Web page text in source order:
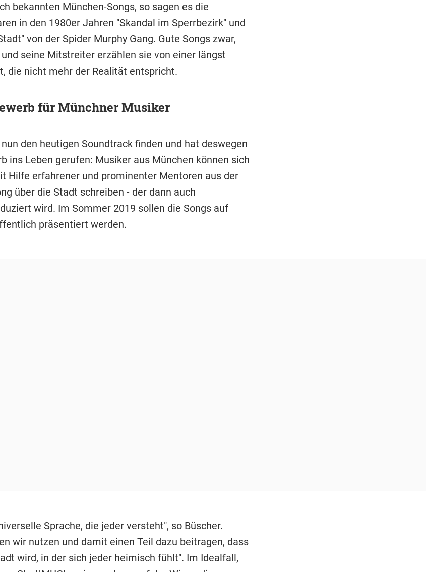
bekannten München-Songs, so sagen es die
in den 1980er Jahren "Skandal im Sperrbezirk" und
von der Spider Murphy Gang. Gute Songs zwar,
seine Mitstreiter erzählen sie von einer längst
die nicht mehr der Realität entspricht.
für Münchner Musiker
den heutigen Soundtrack finden und hat deswegen
ins Leben gerufen: Musiker aus München können sich
Hilfe erfahrener und prominenter Mentoren aus der
über die Stadt schreiben - der dann auch
wird. Im Sommer 2019 sollen die Songs auf
präsentiert werden.
Sprache, die jeder versteht", so Büscher.
wir nutzen und damit einen Teil dazu beitragen, dass
wird, in der sich jeder heimisch fühlt". Im Idealfall,